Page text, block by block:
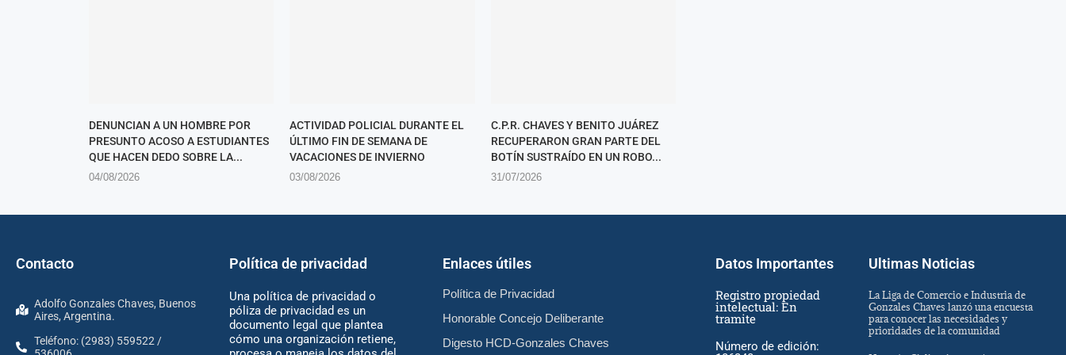
DENUNCIAN A UN HOMBRE POR
PRESUNTO ACOSO A ESTUDIANTES
QUE HACEN DEDO SOBRE LA...
04/08/2026
ACTIVIDAD POLICIAL DURANTE EL
ÚLTIMO FIN DE SEMANA DE
VACACIONES DE INVIERNO
03/08/2026
C.P.R. CHAVES Y BENITO JUÁREZ
RECUPERARON GRAN PARTE DEL
BOTÍN SUSTRAÍDO EN UN ROBO...
31/07/2026
Contacto
Adolfo Gonzales Chaves, Buenos
Aires, Argentina.
Teléfono: (2983) 559522 /
Política de privacidad
Una política de privacidad o
póliza de privacidad es un
documento legal que plantea
cómo una organización retiene,
Enlaces útiles
Política de Privacidad
Honorable Concejo Deliberante
Digesto HCD-Gonzales Chaves
Datos Importantes
Registro propiedad
intelectual: En
tramite
Número de edición:
Ultimas Noticias
La Liga de Comercio e Industria de
Gonzales Chaves lanzó una encuesta
para conocer las necesidades y
prioridades de la comunidad